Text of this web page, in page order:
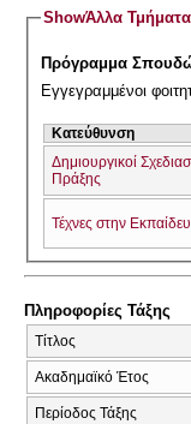
ShowΆλλα Τμήματα
Πρόγραμμα
Εγγεγραμμένοι
Κατεύθυνση
Δημιουργικοί
Πράξης
Τέχνες στην
Πληροφορίες Τάξης
Τίτλος
Ακαδημαϊκό Έτος
Περίοδος Τάξης